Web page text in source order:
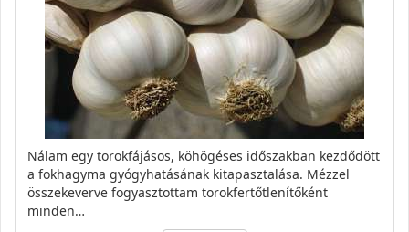
Nálam egy torokfájásos, köhögéses időszakban kezdődött
a fokhagyma gyógyhatásának kitapasztalása. Mézzel
összekeverve fogyasztottam torokfertőtlenítőként
minden…